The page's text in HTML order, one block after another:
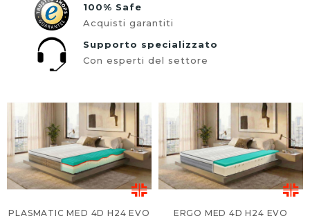
100% Safe
Acquisti garantiti
Supporto specializzato
Con esperti del settore
PLASMATIC MED 4D H24 EVO ERGO MED 4D H24 EVO